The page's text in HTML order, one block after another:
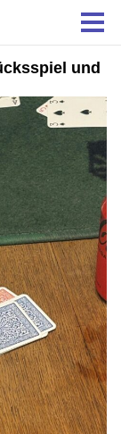
und